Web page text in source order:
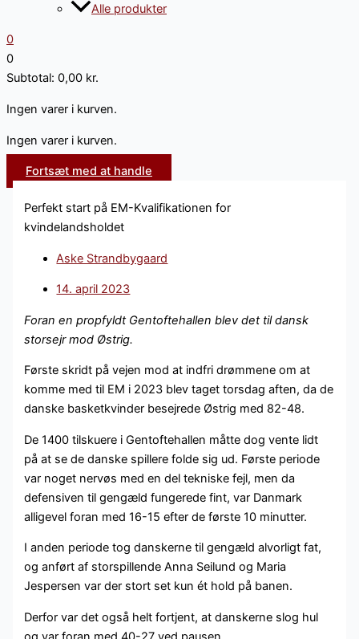
Alle produkter
0
0
Subtotal: 0,00 kr.
Ingen varer i kurven.
Ingen varer i kurven.
Fortsæt med at handle
Perfekt start på EM-Kvalifikationen for
kvindelandsholdet
Aske Strandbygaard
14. april 2023
Foran en propfyldt Gentoftehallen blev det til dansk
storsejr mod Østrig.
Første skridt på vejen mod at indfri drømmene om at
komme med til EM i 2023 blev taget torsdag aften, da de
danske basketkvinder besejrede Østrig med 82-48.
De 1400 tilskuere i Gentoftehallen måtte dog vente lidt
på at se de danske spillere folde sig ud. Første periode
var noget nervøs med en del tekniske fejl, men da
defensiven til gengæld fungerede fint, var Danmark
alligevel foran med 16-15 efter de første 10 minutter.
I anden periode tog danskerne til gengæld alvorligt fat,
og anført af storspillende Anna Seilund og Maria
Jespersen var der stort set kun ét hold på banen.
Derfor var det også helt fortjent, at danskerne slog hul